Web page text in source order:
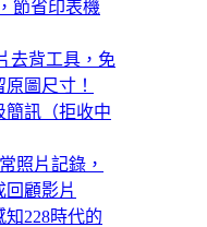
節省印表機
去背工具，免
圖尺寸！
簡訊（拒收中
照片記錄，
回顧影片
228時代的